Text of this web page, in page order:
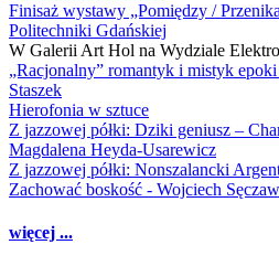
Finisaż wystawy „Pomiędzy /
Politechniki Gdańskiej
W Galerii Art Hol na Wydziale
„Racjonalny” romantyk i mistyk
Staszek
Hierofonia w sztuce
Z jazzowej półki: Dziki geniusz –
Magdalena Heyda-Usarewicz
Z jazzowej półki: Nonszalancki
Zachować boskość - Wojciech
więcej ...